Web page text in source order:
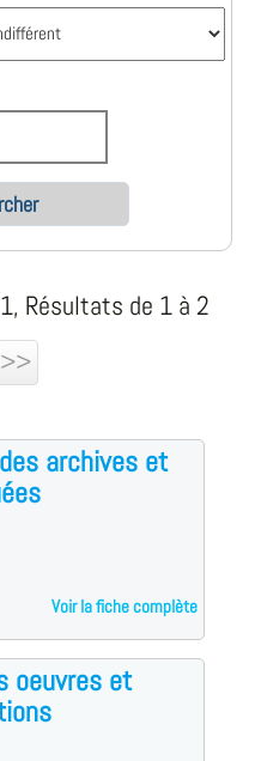
Résultats de 1 à 2
>>
archives et
Voir la fiche complète
oeuvres et